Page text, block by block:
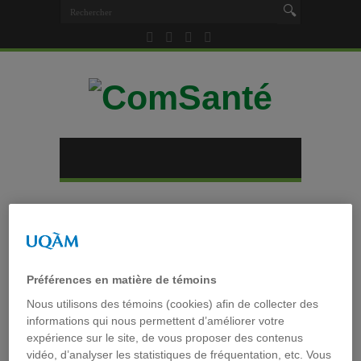
Évaluer l’information sur
Internet et prescrire des
Préférences en matière de témoins
Nous utilisons des témoins (cookies) afin de collecter des
informations qui nous permettent d’améliorer votre
expérience sur le site, de vous proposer des contenus
vidéo, d’analyser les statistiques de fréquentation, etc. Vous